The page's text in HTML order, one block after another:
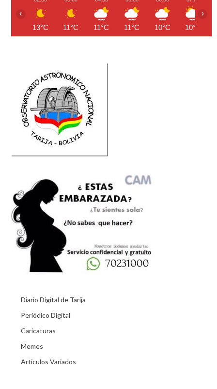
13°C 11°C 11°C 11°C 10°C 10°C
‹ ›
Diario Digital de Tarija
Periódico Digital
Caricaturas
Memes
Articulos Variados